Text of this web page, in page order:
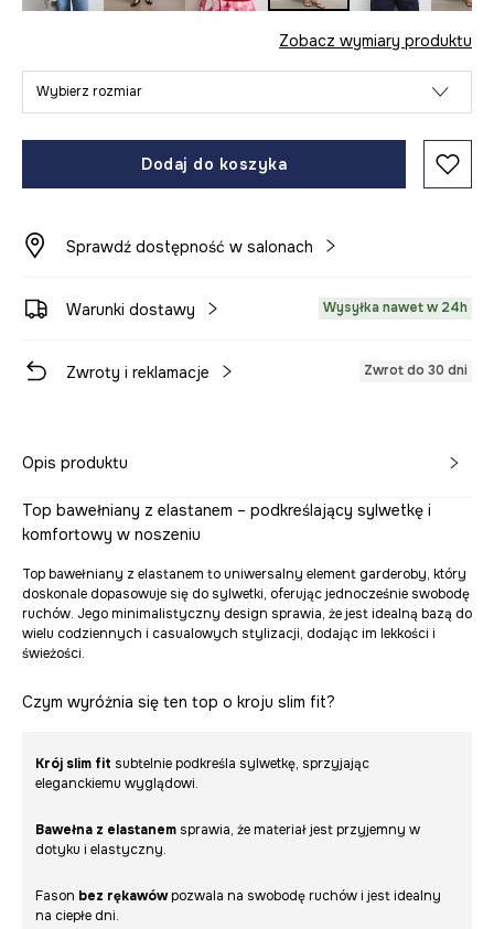
Zobacz wymiary produktu
Wybierz rozmiar
Dodaj do koszyka
Sprawdź dostępność w salonach
Warunki dostawy Wysyłka nawet w 24h
Zwroty i reklamacje Zwrot do 30 dni
Opis produktu
Top bawełniany z elastanem – podkreślający sylwetkę i
komfortowy w noszeniu
Top bawełniany z elastanem to uniwersalny element garderoby, który
doskonale dopasowuje się do sylwetki, oferując jednocześnie swobodę
ruchów. Jego minimalistyczny design sprawia, że jest idealną bazą do
wielu codziennych i casualowych stylizacji, dodając im lekkości i
świeżości.
Czym wyróżnia się ten top o kroju slim fit?
Krój slim fit subtelnie podkreśla sylwetkę, sprzyjając
eleganckiemu wyglądowi.
Bawełna z elastanem sprawia, że materiał jest przyjemny w
dotyku i elastyczny.
Fason bez rękawówpozwala na swobodę ruchów i jest idealny
na ciepłe dni.